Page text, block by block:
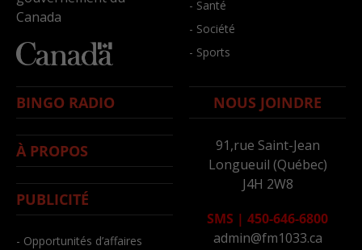
Canada
- Santé
- Société
- Sports
BINGO RADIO
À PROPOS
PUBLICITÉ
- Opportunités d’affaires
NOUS JOINDRE
91,rue Saint-Jean
Longueuil (Québec)
J4H 2W8
SMS | 450-646-6800
admin@fm1033.ca